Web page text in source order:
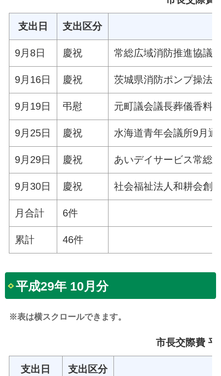
支出日 支出区分
9月8日 慶祝 常総広域消防推進協議
9月16日 慶祝 茨城県消防ポンプ操法
9月19日 弔慰 元町議会議長葬儀香料
9月25日 慶祝 水海道青年会議所9月通
9月29日 慶祝 あいデイサービス常総
9月30日 慶祝 社会福祉法人和耕会創
月合計 6件
累計 46件
平成29年 10月分
※表は横スクロールできます。
市長交際費
支出日 支出区分